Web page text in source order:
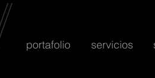
portafolio servicios